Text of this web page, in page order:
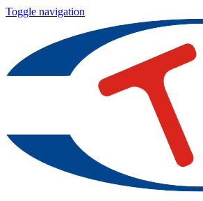
Toggle navigation